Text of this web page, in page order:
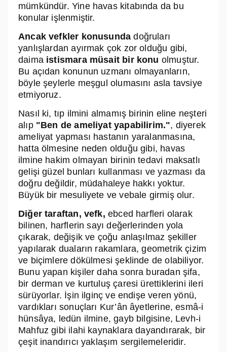
mümkündür. Yine havas kitabında da bu
konular işlenmiştir.
Ancak vefkler konusunda doğruları
yanlışlardan ayırmak çok zor olduğu gibi,
daima istismara müsait bir konu olmuştur.
Bu açıdan konunun uzmanı olmayanların,
böyle şeylerle meşgul olumasını asla tavsiye
etmiyoruz.
Nasıl ki, tıp ilmini almamış birinin eline neşteri
alıp "Ben de ameliyat yapabilirim.", diyerek
ameliyat yapması hastanın yaralanmasına,
hatta ölmesine neden olduğu gibi, havas
ilmine hakim olmayan birinin tedavi maksatlı
gelişi güzel bunları kullanması ve yazması da
doğru değildir, müdahaleye hakkı yoktur.
Büyük bir mesuliyete ve vebale girmiş olur.
Diğer taraftan, vefk,ebced harfleri olarak
bilinen, harflerin sayı değerlerinden yola
çıkarak, değişik ve çoğu anlaşılmaz şekiller
yapılarak duaların rakamlara, geometrik çizim
ve biçimlere dökülmesi şeklinde de olabiliyor.
Bunu yapan kişiler daha sonra buradan şifa,
bir derman ve kurtuluş çaresi ürettiklerini ileri
sürüyorlar. İşin ilginç ve endişe veren yönü,
vardıkları sonuçları Kur’ân âyetlerine, esmâ-i
hünsâya, ledün ilmine, gayb bilgisine, Levh-i
Mahfuz gibi ilahi kaynaklara dayandırarak, bir
çeşit inandırıcı yaklaşım sergilemeleridir.